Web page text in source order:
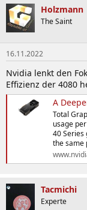
k
t
i
o
n
e
n
:
Holzmann
The Saint
16.11.2022
Nvidia lenkt den
Effizienz der 4080
A Deeper
Total
usage
40 Series
the same
Tacmichi
Experte